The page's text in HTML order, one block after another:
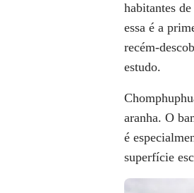
habitantes
essa é a
recém-
estudo.
aranha. O
é
superfície